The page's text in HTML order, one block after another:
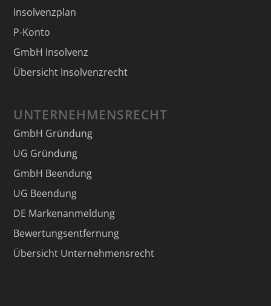
Insolvenzplan
P-Konto
GmbH Insolvenz
Übersicht Insolvenzrecht
UNTERNEHMENSRECHT
GmbH Gründung
UG Gründung
GmbH Beendung
UG Beendung
DE Markenanmeldung
Bewertungsentfernung
Übersicht Unternehmensrecht